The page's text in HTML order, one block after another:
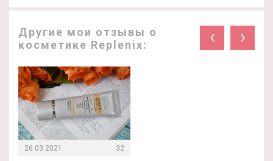
Другие мои отзывы о
косметике Replenix:
‹ ›
26.03.2021 32